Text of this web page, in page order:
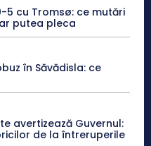
5 cu Tromsø: ce mutări
putea pleca
în Săvădisla: ce
avertizează Guvernul:
de la întreruperile